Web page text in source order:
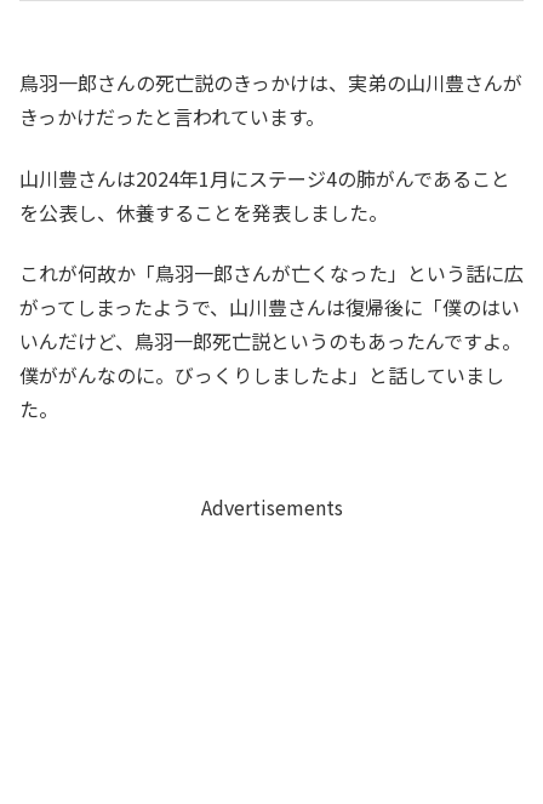
鳥羽一郎さんの死亡説のきっかけは、実弟の山川豊さんが
きっかけだったと言われています。
山川豊さんは2024年1月にステージ4の肺がんであること
を公表し、休養することを発表しました。
これが何故か「鳥羽一郎さんが亡くなった」という話に広
がってしまったようで、山川豊さんは復帰後に「僕のはい
いんだけど、鳥羽一郎死亡説というのもあったんですよ。
僕ががんなのに。びっくりしましたよ」と話していまし
た。
Advertisements